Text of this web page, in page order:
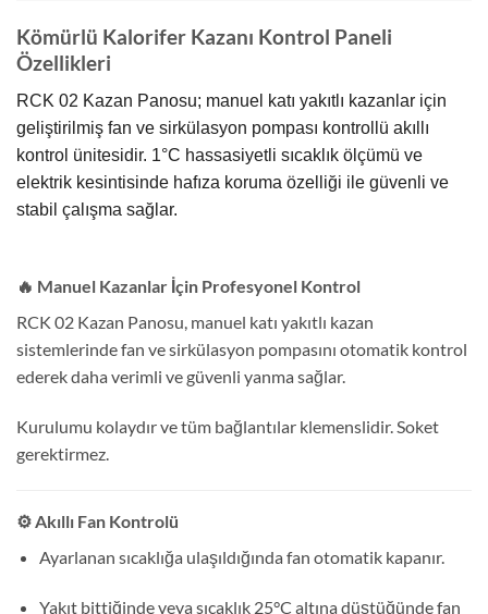
Kömürlü Kalorifer Kazanı Kontrol Paneli
Özellikleri
RCK 02 Kazan Panosu; manuel katı yakıtlı kazanlar için
geliştirilmiş fan ve sirkülasyon pompası kontrollü akıllı
kontrol ünitesidir. 1°C hassasiyetli sıcaklık ölçümü ve
elektrik kesintisinde hafıza koruma özelliği ile güvenli ve
stabil çalışma sağlar.
🔥 Manuel Kazanlar İçin Profesyonel Kontrol
RCK 02 Kazan Panosu, manuel katı yakıtlı kazan
sistemlerinde fan ve sirkülasyon pompasını otomatik kontrol
ederek daha verimli ve güvenli yanma sağlar.
Kurulumu kolaydır ve tüm bağlantılar klemenslidir. Soket
gerektirmez.
⚙️ Akıllı Fan Kontrolü
Ayarlanan sıcaklığa ulaşıldığında fan otomatik kapanır.
Yakıt bittiğinde veya sıcaklık 25°C altına düştüğünde fan